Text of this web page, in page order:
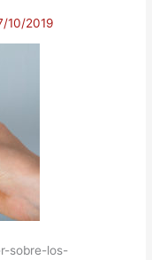
10/2019
sobre-los-